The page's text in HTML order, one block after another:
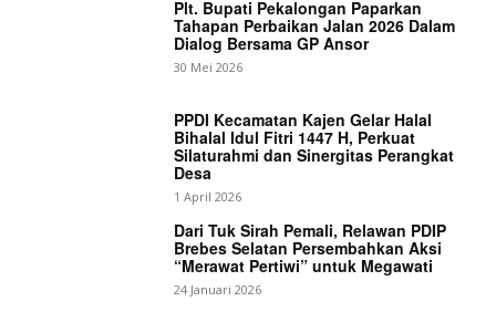
Magazine PRO
Plt. Bupati Pekalongan Paparkan
Tahapan Perbaikan Jalan 2026 Dalam
Dialog Bersama GP Ansor
30 Mei 2026
PPDI Kecamatan Kajen Gelar Halal
Bihalal Idul Fitri 1447 H, Perkuat
Silaturahmi dan Sinergitas Perangkat
Desa
1 April 2026
Dari Tuk Sirah Pemali, Relawan PDIP
Brebes Selatan Persembahkan Aksi
“Merawat Pertiwi” untuk Megawati
24 Januari 2026